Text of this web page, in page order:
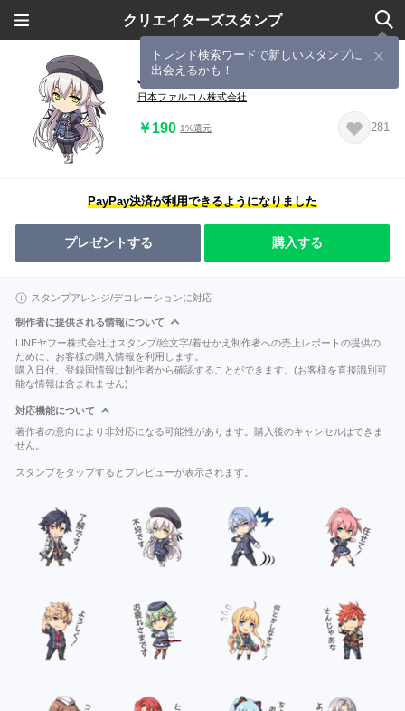
クリエイターズスタンプ
トレンド検索ワードで新しいスタンプに
出会えるかも！
ふぁるこむvol.18／閃の軌跡III
日本ファルコム株式会社
￥190 1%還元 281
PayPay決済が利用できるようになりました
プレゼントする 購入する
スタンプアレンジ/デコレーションに対応
制作者に提供される情報について
LINEヤフー株式会社はスタンプ/絵文字/着せかえ制作者への売上レポートの提供の
ために、お客様の購入情報を利用します。
購入日付、登録国情報は制作者から確認することができます。(お客様を直接識別可
能な情報は含まれません)
対応機能について
著作者の意向により非対応になる可能性があります。購入後のキャンセルはできま
せん。
スタンプをタップするとプレビューが表示されます。